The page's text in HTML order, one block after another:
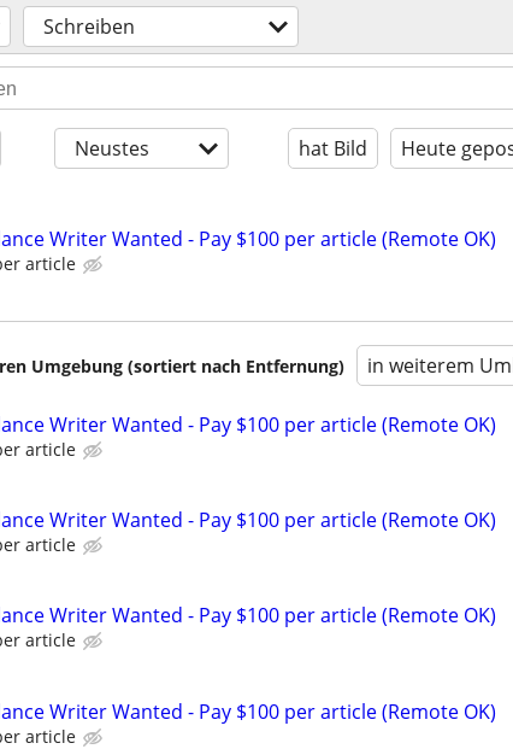
Schreiben
Neustes hat Bild Heute
Writer Wanted - Pay $100 per article (Remote OK)
article
Umgebung (sortiert nach Entfernung) in weiterem
Writer Wanted - Pay $100 per article (Remote OK)
article
Writer Wanted - Pay $100 per article (Remote OK)
article
Writer Wanted - Pay $100 per article (Remote OK)
article
Writer Wanted - Pay $100 per article (Remote OK)
article